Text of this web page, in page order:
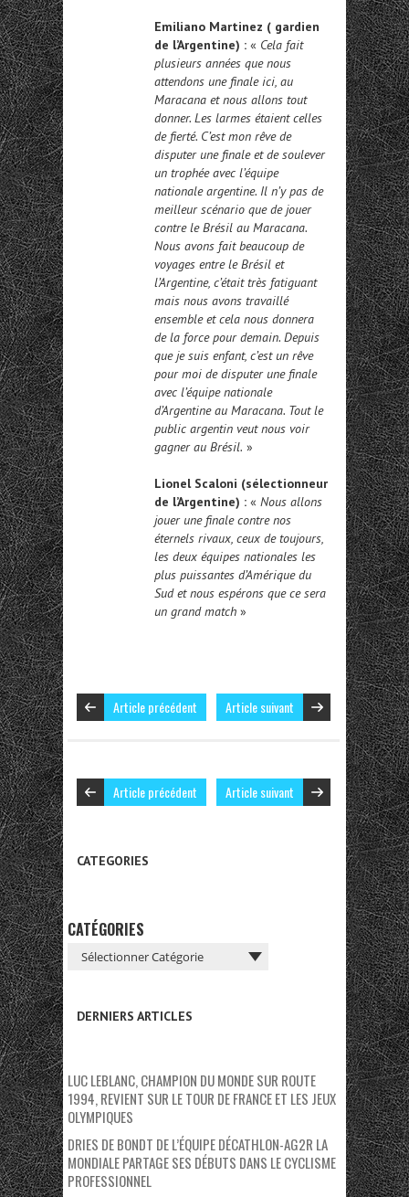
Emiliano Martinez ( gardien
de l’Argentine) : « Cela fait
plusieurs années que nous
attendons une finale ici, au
Maracana et nous allons tout
donner. Les larmes étaient celles
de fierté. C’est mon rêve de
disputer une finale et de soulever
un trophée avec l’équipe
nationale argentine. Il n’y pas de
meilleur scénario que de jouer
contre le Brésil au Maracana.
Nous avons fait beaucoup de
voyages entre le Brésil et
l’Argentine, c’était très fatiguant
mais nous avons travaillé
ensemble et cela nous donnera
de la force pour demain. Depuis
que je suis enfant, c’est un rêve
pour moi de disputer une finale
avec l’équipe nationale
d’Argentine au Maracana. Tout le
public argentin veut nous voir
gagner au Brésil. »
Lionel Scaloni (sélectionneur
de l’Argentine) : « Nous allons
jouer une finale contre nos
éternels rivaux, ceux de toujours,
les deux équipes nationales les
plus puissantes d’Amérique du
Sud et nous espérons que ce sera
un grand match »
Article précédent Article suivant
Article précédent Article suivant
CATEGORIES
CATÉGORIES
DERNIERS ARTICLES
LUC LEBLANC, CHAMPION DU MONDE SUR ROUTE
1994, REVIENT SUR LE TOUR DE FRANCE ET LES JEUX
OLYMPIQUES
DRIES DE BONDT DE L’ÉQUIPE DÉCATHLON-AG2R LA
MONDIALE PARTAGE SES DÉBUTS DANS LE CYCLISME
PROFESSIONNEL